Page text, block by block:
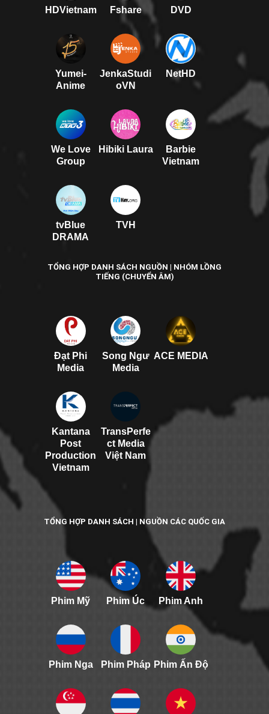
HDVietnam Fshare DVD
Yumei-
Anime
JenkaStudi
oVN
NetHD
We Love
Group
Hibiki Laura
Barbie
Vietnam
tvBlue
DRAMA
TVH
TỔNG HỢP DANH SÁCH NGUỒN | NHÓM LỒNG
TIẾNG (CHUYỂN ÂM)
Đạt Phi
Media
Song Ngư
Media
ACE MEDIA
Kantana
Post
Production
Vietnam
TransPerfe
ct Media
Việt Nam
TỔNG HỢP DANH SÁCH | NGUỒN CÁC QUỐC GIA
Phim Mỹ Phim Úc Phim Anh
Phim Nga Phim Pháp Phim Ấn Độ